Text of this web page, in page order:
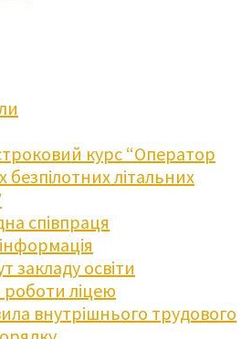
курс “Оператор
безпілотних літальних
співпраця
закладу освіти
роботи ліцею
внутрішнього трудового